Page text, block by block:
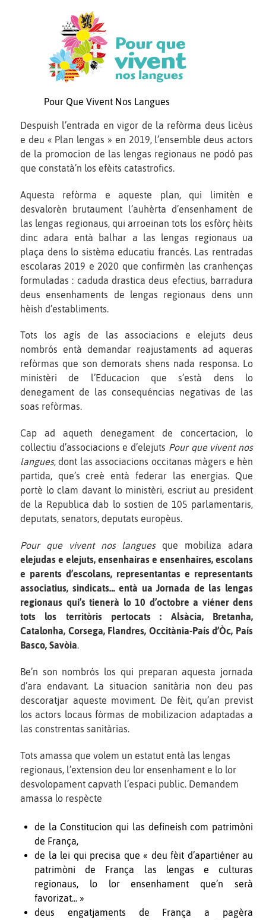
Pour Que Vivent Nos Langues
Despuish l’entrada en vigor de la refòrma deus licèus
e deu « Plan lengas » en 2019, l’ensemble deus actors
de la promocion de las lengas regionaus ne podó pas
que constatà’n los efèits catastrofics.
Aquesta refòrma e aqueste plan, qui limitèn e
desvalorèn brutaument l’auhèrta d’ensenhament de
las lengas regionaus, qui arroeinan tots los esfòrç hèits
dinc adara entà balhar a las lengas regionaus ua
plaça dens lo sistèma educatiu francés. Las rentradas
escolaras 2019 e 2020 que confirmèn las cranhenças
formuladas : caduda drastica deus efectius, barradura
deus ensenhaments de lengas regionaus dens unn
hèish d’establiments.
Tots los agís de las associacions e elejuts deus
nombrós entà demandar reajustaments ad aqueras
refòrmas que son demorats shens nada responsa. Lo
ministèri de l’Educacion que s’està dens lo
denegament de las consequéncias negativas de las
soas refòrmas.
Cap ad aqueth denegament de concertacion, lo
collectiu d’associacions e d’elejuts Pour que vivent nos
langues, dont las associacions occitanas màgers e hèn
partida, que’s creè entà federar las energias. Que
portè lo clam davant lo ministèri, escriut au president
de la Republica dab lo sostien de 105 parlamentaris,
deputats, senators, deputats europèus.
Pour que vivent nos languesque mobiliza adara
elejudas e elejuts, ensenhairas e ensenhaires, escolans
e parents d’escolans, representantas e representants
associatius, sindicats… entà ua Jornada de las lengas
regionaus qui’s tienerà lo 10 d’octobre a viéner dens
tots los territòris pertocats : Alsàcia, Bretanha,
Catalonha, Corsega, Flandres, Occitània-País d’Òc, País
Basco, Savòia.
Be’n son nombrós los qui preparan aquesta jornada
d’ara endavant. La situacion sanitària non deu pas
descoratjar aqueste moviment. De fèit, qu’an previst
los actors locaus fòrmas de mobilizacion adaptadas a
las constrentas sanitàrias.
Tots amassa que volem un estatut entà las lengas
regionaus, l’extension deu lor ensenhament e lo lor
desvolopament capvath l’espaci public. Demandem
amassa lo respècte
de la Constitucion qui las defineish com patrimòni
de França,
de la lei qui precisa que « deu fèit d’apartiéner au
patrimòni de França las lengas e culturas
regionaus, lo lor ensenhament que’n serà
favorizat... »
deus engatjaments de França a pagèra